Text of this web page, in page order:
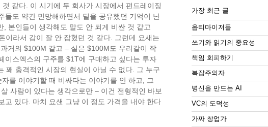
같다. 이 시기에 두 회사가 시장에서 펀드레이징
들도 약간 민망해하면서 딜을 공유했던 기억이 난
, 본인들이 생각해도 말도 안 되게 비싼 것 같고
이라서 감이 잘 안 잡혔던 것 같다. 그런데 요새는
거의 $100M 같고 – 실은 $100M도 우리같이 작
이스엑스의 구주를 $1T에 구매하고 싶다는 투자
꽤 충격적인 시장의 현실이 아닐 수 없다. 그 누구
를 이야기할 때 비싸다는 이야기를 안 하고, 그
사람이 있다는 생각으로만 – 이건 전형적인 바보
고 있다. 마치 요샌 그냥 이 정도 가격을 내야 한다
가장 최근 글
옵티마이저들
쓰기와 읽기의 중요성
책임 회피하기
복잡주의자
병신을 만드는 AI
VC의 도덕성
가짜 창업가